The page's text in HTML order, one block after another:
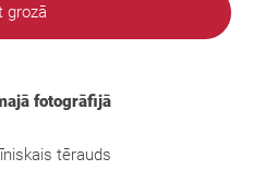
grozā
fotogrāfijā
tērauds